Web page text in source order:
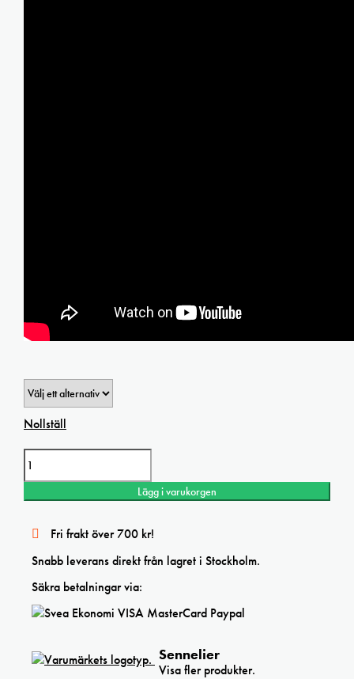
Nollställ
Lägg i varukorgen
Fri frakt över 700 kr!
Snabb leverans direkt från lagret i Stockholm.
Säkra betalningar via:
Sennelier
Visa fler produkter.